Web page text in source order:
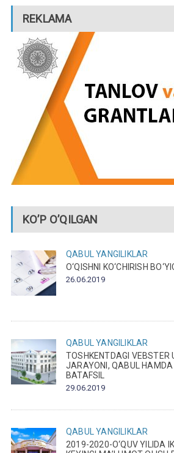
REKLAMA
KO’P O’QILGAN
QABUL
YANGILIKLAR
O‘QISHNI KO‘CHIRISH
26.06.2019
QABUL
YANGILIKLAR
TOSHKENTDAGI VEBSTER
JARAYONI, QABUL
BATAFSIL
29.06.2019
QABUL
YANGILIKLAR
2019-2020-O‘QUV YILIDA